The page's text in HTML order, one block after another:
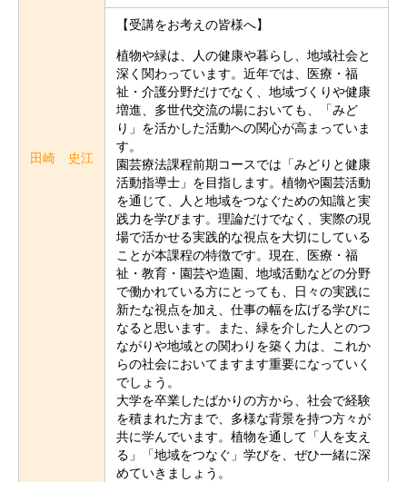
田崎 史江
【受講をお考えの皆様へ】
植物や緑は、人の健康や暮らし、地域社会と
深く関わっています。近年では、医療・福
祉・介護分野だけでなく、地域づくりや健康
増進、多世代交流の場においても、「みど
り」を活かした活動への関心が高まっていま
す。
園芸療法課程前期コースでは「みどりと健康
活動指導士」を目指します。植物や園芸活動
を通じて、人と地域をつなぐための知識と実
践力を学びます。理論だけでなく、実際の現
場で活かせる実践的な視点を大切にしている
ことが本課程の特徴です。現在、医療・福
祉・教育・園芸や造園、地域活動などの分野
で働かれている方にとっても、日々の実践に
新たな視点を加え、仕事の幅を広げる学びに
なると思います。また、緑を介した人とのつ
ながりや地域との関わりを築く力は、これか
らの社会においてますます重要になっていく
でしょう。
大学を卒業したばかりの方から、社会で経験
を積まれた方まで、多様な背景を持つ方々が
共に学んでいます。植物を通して「人を支え
る」「地域をつなぐ」学びを、ぜひ一緒に深
めていきましょう。